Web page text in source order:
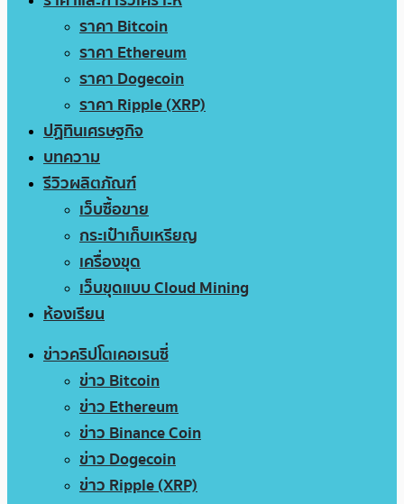
ราคา Bitcoin
ราคา Ethereum
ราคา Dogecoin
ราคา Ripple (XRP)
ปฏิทินเศรษฐกิจ
บทความ
รีวิวผลิตภัณฑ์
เว็บซื้อขาย
กระเป๋าเก็บเหรียญ
เครื่องขุด
เว็บขุดแบบ Cloud Mining
ห้องเรียน
ข่าวคริปโตเคอเรนซี่
ข่าว Bitcoin
ข่าว Ethereum
ข่าว Binance Coin
ข่าว Dogecoin
ข่าว Ripple (XRP)